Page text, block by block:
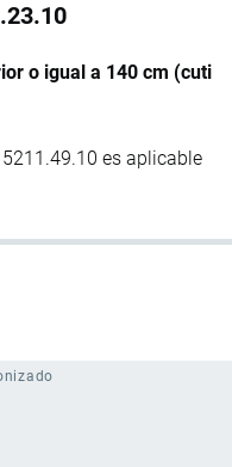
o igual a 140 cm (cuti
es aplicable